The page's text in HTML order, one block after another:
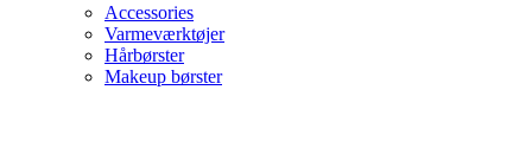
Accessories
Varmeværktøjer
Hårbørster
Makeup børster